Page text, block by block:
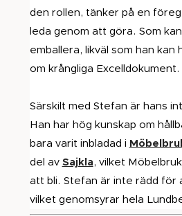
den rollen, tänker på en
leda genom att göra. Som
emballera, likväl som han kan
om krångliga Excelldokument.
Särskilt med Stefan är hans
Han har hög kunskap om
bara varit inbladad i
del av Sajkla, vilket
att bli. Stefan är inte rädd för
vilket genomsyrar hela